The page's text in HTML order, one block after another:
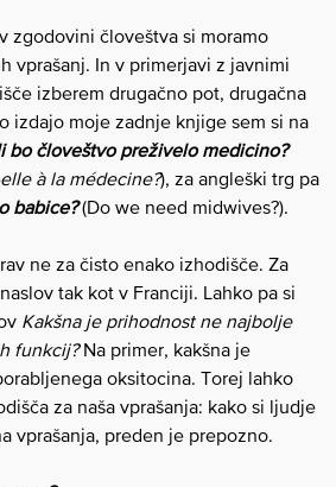
zgodovini človeštva si moramo
vprašanj. In v primerjavi z javnimi
izberem drugačno pot, drugačna
izdajo moje zadnje knjige sem si na
bo človeštvo preživelo medicino?
à la médecine?), za angleški trg pa
babice?(Do we need midwives?).
ne za čisto enako izhodišče. Za
tak kot v Franciji. Lahko pa si
Kakšna je prihodnost ne najbolje
funkcij?Na primer, kakšna je
oksitocina. Torej lahko
za naša vprašanja: kako si ljudje
vprašanja, preden je prepozno.